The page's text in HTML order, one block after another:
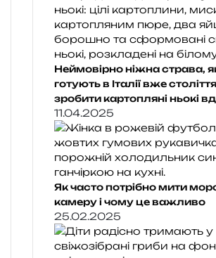
Неймовірно ніжна страва,
готують в Італії вже
зробити картопляні ньокі
11.04.2025
Як часто потрібно мити
камеру і чому це важливо
25.02.2025